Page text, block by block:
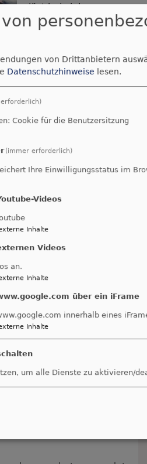
löst bei vielen
Menschen große
Zuversicht spenden kann,
Pfarrerin und
Redakteurin von
Seite
»
derEvangelischen
friedensarbeit.de/
hilft; täglich harre ich
von Drittanbietern
Datenschutzhinweise lesen.
Cookie für die Benutzersitzung
(immer erforderlich)
Ihre Einwilligungsstatus im
Videos
Inhalte
Videos
an.
Inhalte
über ein iFrame
innerhalb eines
Inhalte
um alle Dienste zu aktivieren/